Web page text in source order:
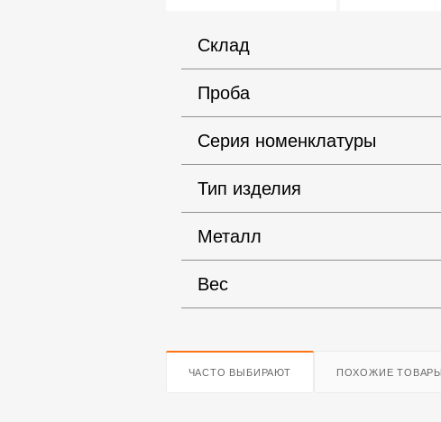
Склад
Проба
Серия номенклатуры
Тип изделия
Металл
Вес
ЧАСТО ВЫБИРАЮТ ПОХОЖИЕ ТОВАРЫ